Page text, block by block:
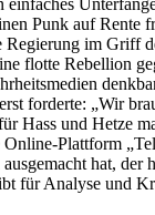
einfaches
Punk auf Rente
Regierung im Griff
flotte Rebellion
forderte: „Wir
Hass und Hetze
Online-Plattform
hat, der
für Analyse und